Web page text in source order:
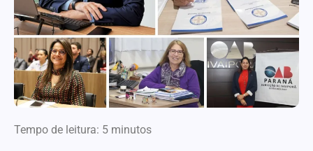
Tempo de leitura: 5 minutos